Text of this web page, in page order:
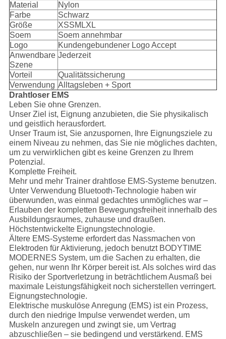
Material
Nylon
Farbe
Schwarz
Größe
XSSMLXL
Soem
Soem annehmbar
Logo
Kundengebundener Logo Accept
Anwendbare
Szene
Jederzeit
Vorteil
Qualitätssicherung
Verwendung Alltagsleben + Sport
Drahtloser EMS
Leben Sie ohne Grenzen.
Unser Ziel ist, Eignung anzubieten, die Sie physikalisch
und geistlich herausfordert.
Unser Traum ist, Sie anzuspornen, Ihre Eignungsziele zu
einem Niveau zu nehmen, das Sie nie mögliches dachten,
um zu verwirklichen gibt es keine Grenzen zu Ihrem
Potenzial.
Komplette Freiheit.
Mehr und mehr Trainer drahtlose EMS-Systeme benutzen.
Unter Verwendung Bluetooth-Technologie haben wir
überwunden, was einmal gedachtes unmögliches war –
Erlauben der kompletten Bewegungsfreiheit innerhalb des
Ausbildungsraumes, zuhause und draußen.
Höchstentwickelte Eignungstechnologie.
Ältere EMS-Systeme erfordert das Nassmachen von
Elektroden für Aktivierung, jedoch benutzt BODYTIME
MODERNES System, um die Sachen zu erhalten, die
gehen, nur wenn Ihr Körper bereit ist. Als solches wird das
Risiko der Sportverletzung in beträchtlichem Ausmaß bei
maximale Leistungsfähigkeit noch sicherstellen verringert.
Eignungstechnologie.
Elektrische muskulöse Anregung (EMS) ist ein Prozess,
durch den niedrige Impulse verwendet werden, um
Muskeln anzuregen und zwingt sie, um Vertrag
abzuschließen – sie bedingend und verstärkend. EMS